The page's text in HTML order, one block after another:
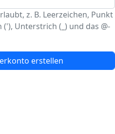
z. B. Leerzeichen, Punkt
Unterstrich (_) und das @-